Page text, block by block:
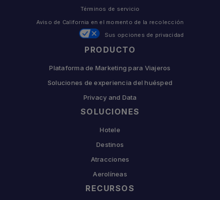
PRODUCTO
Plataforma de Marketing para Viajeros
Soluciones de experiencia del huésped
Privacy and Data
SOLUCIONES
Hotele
Destinos
Atracciones
Aerolíneas
RECURSOS
Términos de servicio
Aviso de California en el momento de la recolección
Sus opciones de privacidad